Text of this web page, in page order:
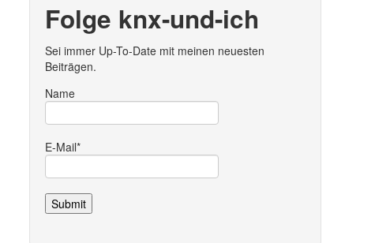
Folge knx-und-ich
Sei immer Up-To-Date mit meinen neuesten
Beiträgen.
Name
E-Mail*